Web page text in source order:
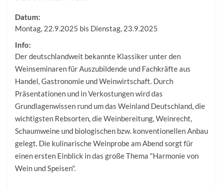
Datum:
Montag, 22.9.2025 bis Dienstag, 23.9.2025
Info:
Der deutschlandweit bekannte Klassiker unter den
Weinseminaren für Auszubildende und Fachkräfte aus
Handel, Gastronomie und Weinwirtschaft. Durch
Präsentationen und in Verkostungen wird das
Grundlagenwissen rund um das Weinland Deutschland, die
wichtigsten Rebsorten, die Weinbereitung, Weinrecht,
Schaumweine und biologischen bzw. konventionellen Anbau
gelegt. Die kulinarische Weinprobe am Abend sorgt für
einen ersten Einblick in das große Thema "Harmonie von
Wein und Speisen".